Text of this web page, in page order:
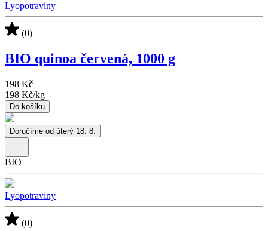
Lyopotraviny
(0)
BIO quinoa červená, 1000 g
198 Kč
198 Kč/kg
Do košíku
Doručíme od úterý 18. 8.
BIO
Lyopotraviny
(0)